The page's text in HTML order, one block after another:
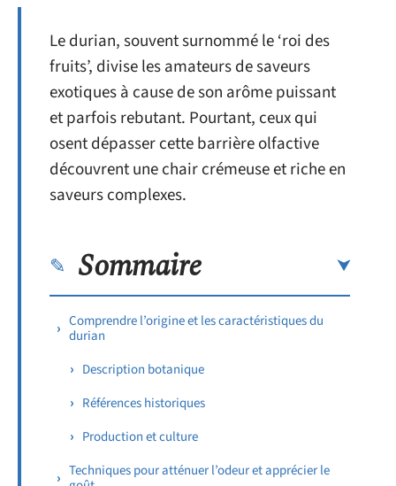
Le durian, souvent surnommé le ‘roi des
fruits’, divise les amateurs de saveurs
exotiques à cause de son arôme puissant
et parfois rebutant. Pourtant, ceux qui
osent dépasser cette barrière olfactive
découvrent une chair crémeuse et riche en
saveurs complexes.
Sommaire
Comprendre l’origine et les caractéristiques du
durian
Description botanique
Références historiques
Production et culture
Techniques pour atténuer l’odeur et apprécier le